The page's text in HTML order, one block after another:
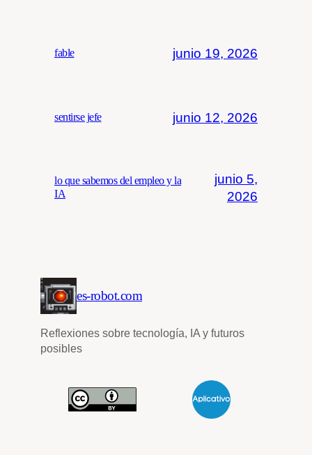
fable junio 19, 2026
sentirse jefe junio 12, 2026
lo que sabemos del empleo y la
IA
junio 5,
2026
es-robot.com
Reflexiones sobre tecnología, IA y futuros
posibles